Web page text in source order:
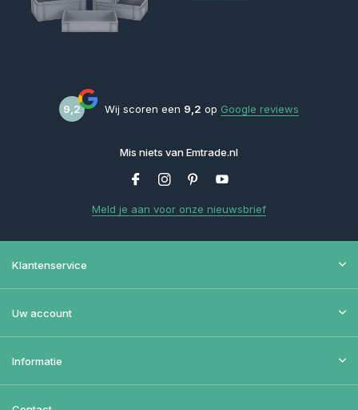
9,2 Wij scoren een 9,2 op Google reviews
Mis niets van Emtrade.nl
Meld je aan voor onze nieuwsbrief
Klantenservice
Uw account
Informatie